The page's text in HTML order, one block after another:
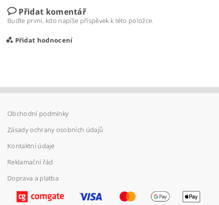
Přidat komentář
Buďte první, kdo napíše příspěvek k této položce.
Přidat hodnocení
Vložením hodnocení souhlasíte spodmínkami
ochrany osobních údajů
Obchodní podmínky
Zásady ochrany osobních údajů
Kontaktní údaje
Reklamační řád
Doprava a platba